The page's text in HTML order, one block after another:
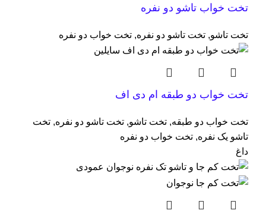
تخت خواب تاشو دو نفره
تخت تاشو, تخت تاشو دو نفره, تخت خواب دو نفره
تخت خواب دو طبقه ام دی اف
تخت خواب دو طبقه, تخت تاشو, تخت تاشو دو نفره, تخت
تاشو یک نفره, تخت خواب دو نفره
داغ